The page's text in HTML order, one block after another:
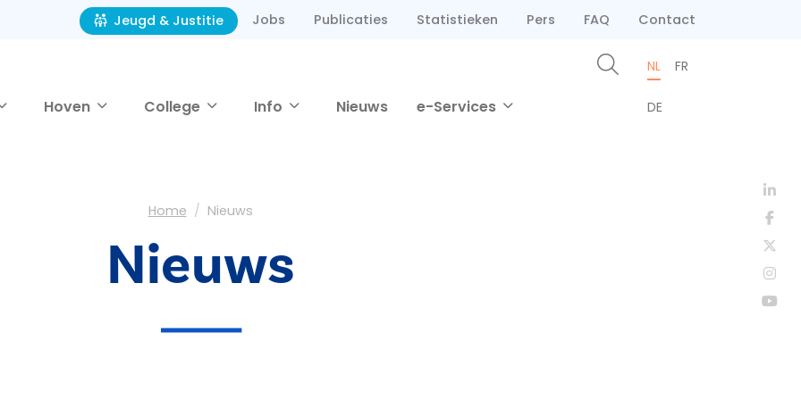
Jeugd & Justitie Jobs Publicaties Statistieken Pers FAQ Contact
Hoven College Info Nieuws e-Services
NL FR
DE
Home Nieuws
Nieuws